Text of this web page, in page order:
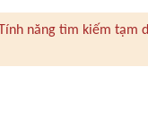
năng tìm kiếm